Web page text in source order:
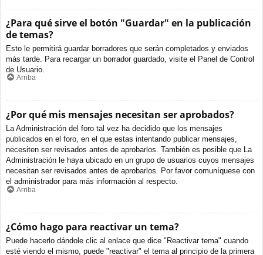
¿Para qué sirve el botón "Guardar" en la publicación
de temas?
Esto le permitirá guardar borradores que serán completados y enviados
más tarde. Para recargar un borrador guardado, visite el Panel de Control
de Usuario.
Arriba
¿Por qué mis mensajes necesitan ser aprobados?
La Administración del foro tal vez ha decidido que los mensajes
publicados en el foro, en el que estas intentando publicar mensajes,
necesiten ser revisados antes de aprobarlos. También es posible que La
Administración le haya ubicado en un grupo de usuarios cuyos mensajes
necesitan ser revisados antes de aprobarlos. Por favor comuníquese con
el administrador para más información al respecto.
Arriba
¿Cómo hago para reactivar un tema?
Puede hacerlo dándole clic al enlace que dice "Reactivar tema" cuando
esté viendo el mismo, puede "reactivar" el tema al principio de la primera